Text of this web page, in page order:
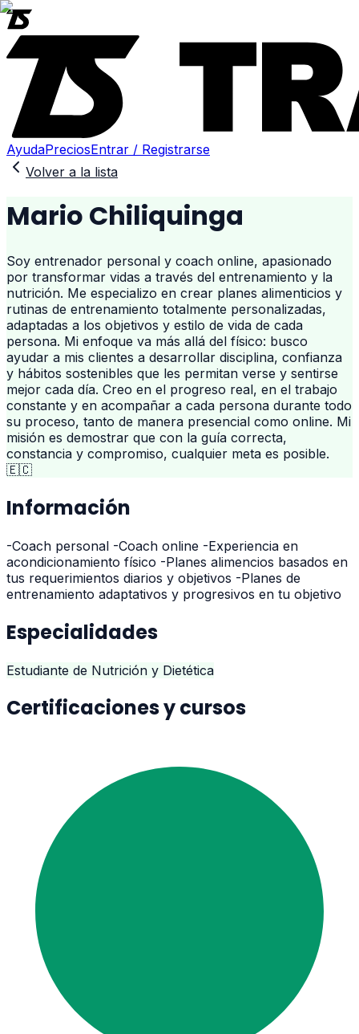
AyudaPreciosEntrar / Registrarse
Volver a la lista
Mario Chiliquinga
Soy entrenador personal y coach online, apasionado
por transformar vidas a través del entrenamiento y la
nutrición. Me especializo en crear planes alimenticios y
rutinas de entrenamiento totalmente personalizadas,
adaptadas a los objetivos y estilo de vida de cada
persona. Mi enfoque va más allá del físico: busco
ayudar a mis clientes a desarrollar disciplina, confianza
y hábitos sostenibles que les permitan verse y sentirse
mejor cada día. Creo en el progreso real, en el trabajo
constante y en acompañar a cada persona durante todo
su proceso, tanto de manera presencial como online. Mi
misión es demostrar que con la guía correcta,
constancia y compromiso, cualquier meta es posible.
🇪🇨
Información
-Coach personal -Coach online -Experiencia en
acondicionamiento físico -Planes alimencios basados en
tus requerimientos diarios y objetivos -Planes de
entrenamiento adaptativos y progresivos en tu objetivo
Especialidades
Estudiante de Nutrición y Dietética
Certificaciones y cursos